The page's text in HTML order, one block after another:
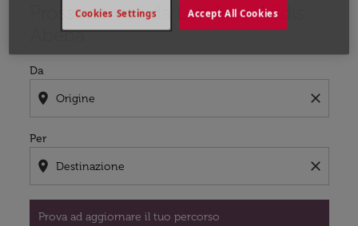
Prossimo voli da Londra a Addis
Abeba
Da
location_on close
Per
location_on close
Prova ad aggiornare il tuo percorso
Prova ad aggiornare il tuo percorso (origine e/o
Accept All Cookies
Cookies Settings